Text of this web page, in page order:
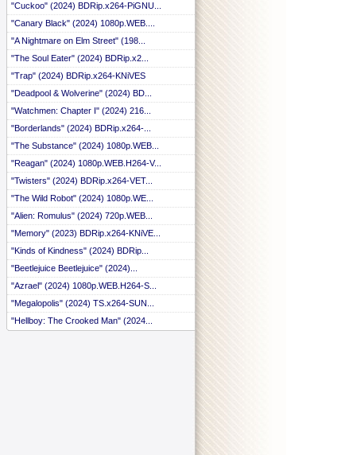
"Cuckoo" (2024) BDRip.x264-PiGNU...
"Canary Black" (2024) 1080p.WEB....
"A Nightmare on Elm Street" (198...
"The Soul Eater" (2024) BDRip.x2...
"Trap" (2024) BDRip.x264-KNiVES
"Deadpool & Wolverine" (2024) BD...
"Watchmen: Chapter I" (2024) 216...
"Borderlands" (2024) BDRip.x264-...
"The Substance" (2024) 1080p.WEB...
"Reagan" (2024) 1080p.WEB.H264-V...
"Twisters" (2024) BDRip.x264-VET...
"The Wild Robot" (2024) 1080p.WE...
"Alien: Romulus" (2024) 720p.WEB...
"Memory" (2023) BDRip.x264-KNiVE...
"Kinds of Kindness" (2024) BDRip...
"Beetlejuice Beetlejuice" (2024)...
"Azrael" (2024) 1080p.WEB.H264-S...
"Megalopolis" (2024) TS.x264-SUN...
"Hellboy: The Crooked Man" (2024...